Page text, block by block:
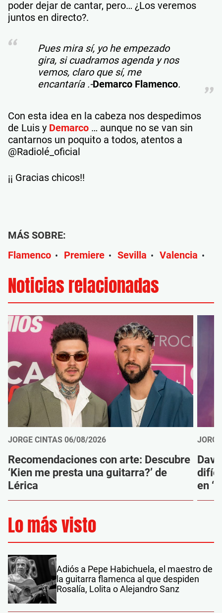
poder dejar de cantar, pero… ¿Los veremos
juntos en directo?.
Pues mira sí, yo he empezado
gira, si cuadramos agenda y nos
vemos, claro que sí, me
encantaría .-Demarco Flamenco.
Con esta idea en la cabeza nos despedimos
de Luis y Demarco … aunque no se van sin
cantarnos un poquito a todos, atentos a
@Radiolé_oficial
¡¡ Gracias chicos!!
MÁS SOBRE:
Flamenco • Premiere • Sevilla • Valencia •
Noticias relacionadas
JORGE CINTAS 06/08/2026
Recomendaciones con arte: Descubre
‘Kien me presta una guitarra?’ de
Lérica
en
Lo más visto
Adiós a Pepe Habichuela, el maestro de
la guitarra flamenca al que despiden
Rosalía, Lolita o Alejandro Sanz